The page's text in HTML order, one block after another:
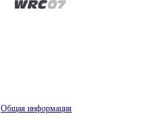
Общая информация